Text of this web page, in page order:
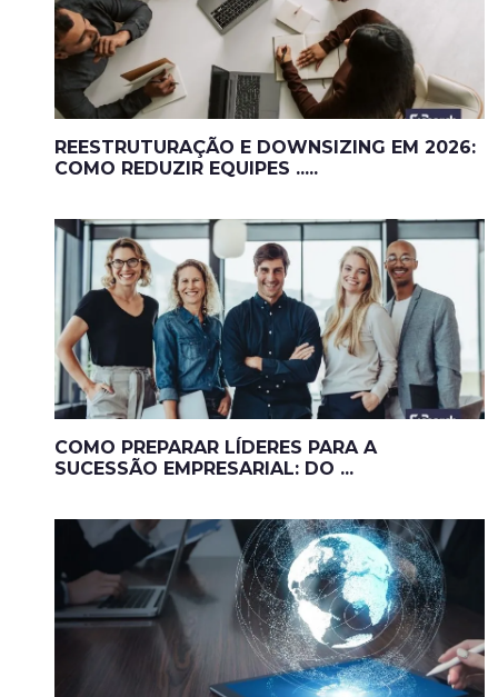
REESTRUTURAÇÃO E DOWNSIZING EM 2026:
COMO REDUZIR EQUIPES .....
COMO PREPARAR LÍDERES PARA A
SUCESSÃO EMPRESARIAL: DO ...